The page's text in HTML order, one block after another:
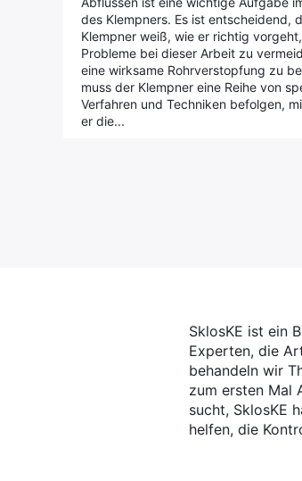
SklosKE ist ein
Experten, die
behandeln wir
zum ersten Mal
sucht, SklosKE
helfen, die
des Klempners. Es ist entscheidend,
Klempner weiß, wie er richtig
Probleme bei dieser Arbeit zu
eine wirksame Rohrverstopfung zu
muss der Klempner eine Reihe von
Verfahren und Techniken befolgen,
er die...